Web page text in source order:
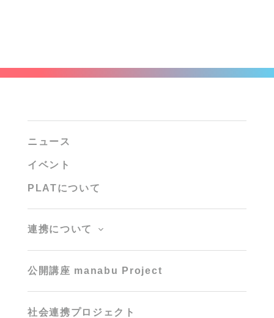
ニュース
イベント
PLATについて
連携について
公開講座 manabu Project
社会連携プロジェクト